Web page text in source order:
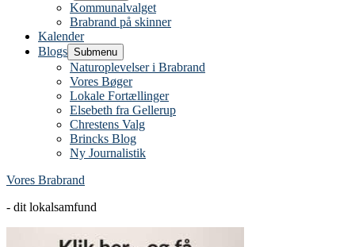
Kommunalvalget
Brabrand på skinner
Kalender
Blogs Submenu
Naturoplevelser i Brabrand
Vores Bøger
Lokale Fortællinger
Elsebeth fra Gellerup
Chrestens Valg
Brincks Blog
Ny Journalistik
Vores Brabrand
- dit lokalsamfund